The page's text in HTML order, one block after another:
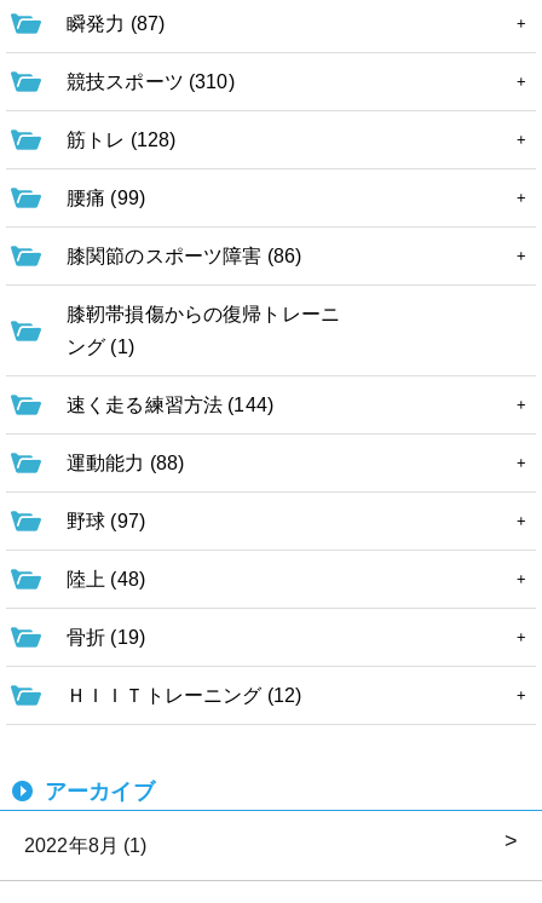
瞬発力 (87)
競技スポーツ (310)
筋トレ (128)
腰痛 (99)
膝関節のスポーツ障害 (86)
膝靭帯損傷からの復帰トレーニ
ング (1)
速く走る練習方法 (144)
運動能力 (88)
野球 (97)
陸上 (48)
骨折 (19)
ＨＩＩＴトレーニング (12)
アーカイブ
2022年8月 (1)